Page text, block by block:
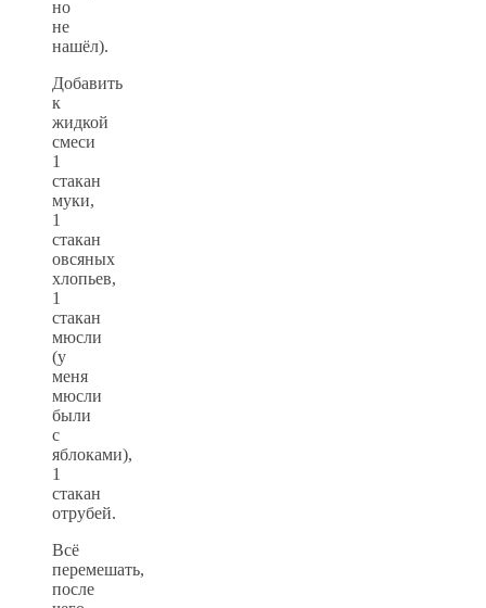
но
не
нашёл).
Добавить
к
жидкой
смеси
1
стакан
муки,
1
стакан
овсяных
хлопьев,
1
стакан
мюсли
(у
меня
мюсли
были
с
яблоками),
1
стакан
отрубей.
Всё
перемешать,
после